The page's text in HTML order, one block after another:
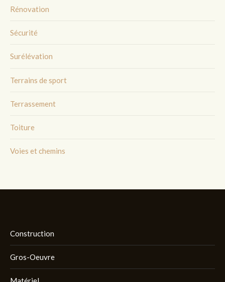
Rénovation
Sécurité
Surélévation
Terrains de sport
Terrassement
Toiture
Voies et chemins
Construction
Gros-Oeuvre